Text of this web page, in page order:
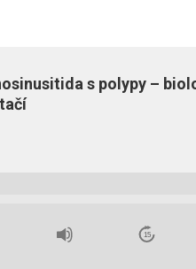
s polypy –
15